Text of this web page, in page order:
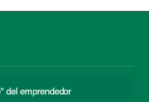
del emprendedor